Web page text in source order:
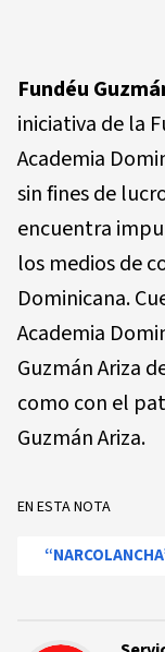
Fundéu
iniciativa de la
Academia
sin fines de
encuentra
los medios de
Dominicana.
Academia
Guzmán Ariza
como con el
Guzmán Ariza.
EN ESTA NOTA